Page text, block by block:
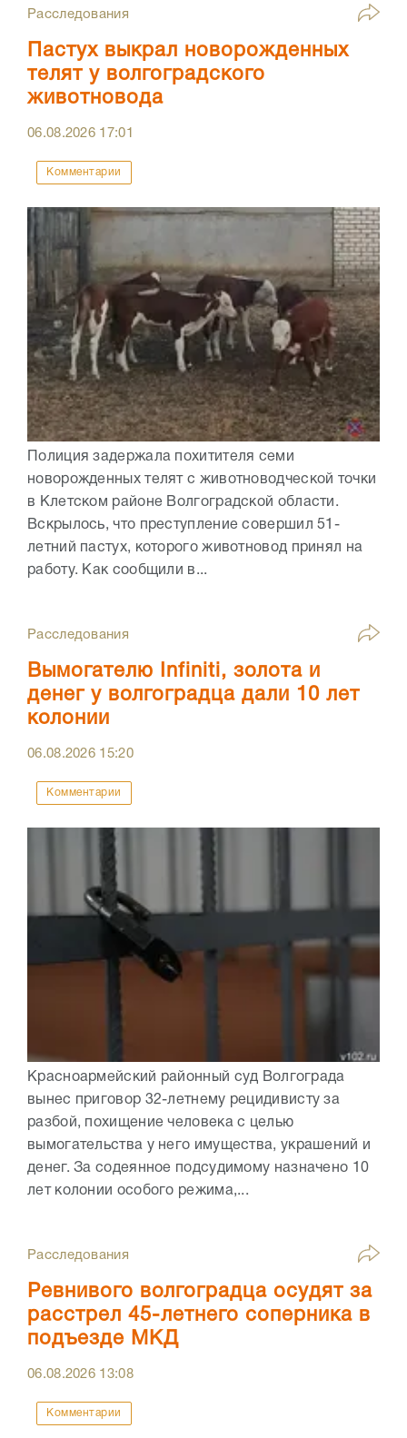
Расследования
Пастух выкрал новорожденных
телят у волгоградского
животновода
06.08.2026 17:01
Комментарии
Полиция задержала похитителя семи
новорожденных телят с животноводческой точки
в Клетском районе Волгоградской области.
Вскрылось, что преступление совершил 51-
летний пастух, которого животновод принял на
работу. Как сообщили в...
Расследования
Вымогателю Infiniti, золота и
денег у волгоградца дали 10 лет
колонии
06.08.2026 15:20
Комментарии
Красноармейский районный суд Волгограда
вынес приговор 32-летнему рецидивисту за
разбой, похищение человека с целью
вымогательства у него имущества, украшений и
денег. За содеянное подсудимому назначено 10
лет колонии особого режима,...
Расследования
Ревнивого волгоградца осудят за
расстрел 45-летнего соперника в
подъезде МКД
06.08.2026 13:08
Комментарии